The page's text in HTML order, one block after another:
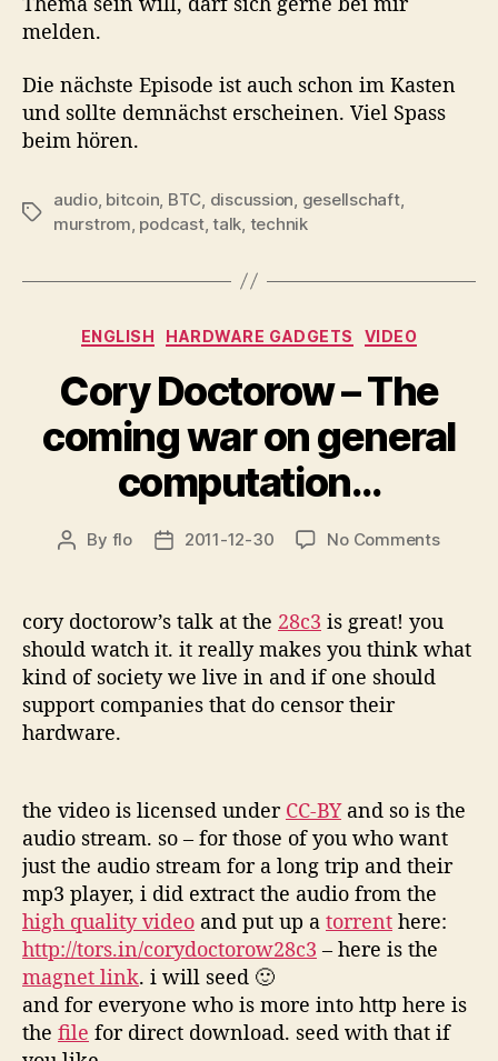
melden.
Die nächste Episode ist auch schon im Kasten
und sollte demnächst erscheinen. Viel Spass
beim hören.
Tags
audio, bitcoin BTC discussion gesellschaft,
murstrom podcast,talk technik
Categories
ENGLISH HARDWARE GADGETS VIDEO
Cory Doctorow – The
coming war on general
computation…
Post
By flo
Post2011-12-30 No Commentson
The
coming
cory doctorow’s talk at the 28c3 is great! you
should watch it. it really makes you think what
kind of society we live in and if one should
support companies that do censor their
hardware.
the video is licensed under CC-BYand so is the
audio stream. so – for those of you who want
just the audio stream for a long trip and their
mp3 player, i did extract the audio from the
high quality video and put up a torrent here:
http://tors.in/corydoctorow28c3 – here is the
magnet link. i will seed 🙂
and for everyone who is more into http here is
the file for direct download. seed with that if